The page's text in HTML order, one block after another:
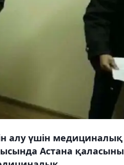
алу үшін медициналық
Астана